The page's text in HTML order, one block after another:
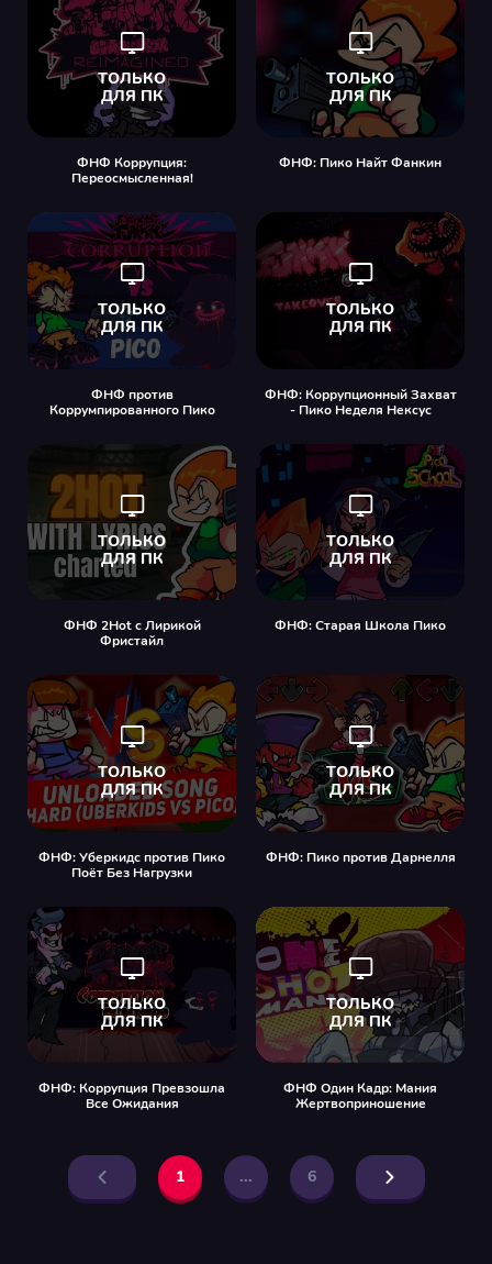
ФНФ Коррупция:
Переосмысленная!
ФНФ: Пико Найт Фанкин
ФНФ против
Коррумпированного Пико
ФНФ: Коррупционный Захват
- Пико Неделя Нексус
ФНФ 2Hot с Лирикой
Фристайл
ФНФ: Старая Школа Пико
ФНФ: Уберкидс против Пико
Поёт Без Нагрузки
ФНФ: Пико против Дарнелля
ФНФ: Коррупция Превзошла
Все Ожидания
ФНФ Один Кадр: Мания
Жертвоприношение
1 ... 6